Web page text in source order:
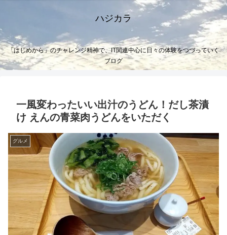
ハジカラ
「はじめから」のチャレンジ精神で、IT関連中心に日々の体験をつづっていく
ブログ
一風変わったいい出汁のうどん！だし茶漬
け えんの青菜肉うどんをいただく
グルメ